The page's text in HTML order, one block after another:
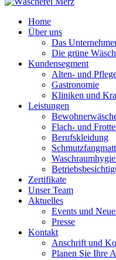
Home
Über uns
Das
Die grüne
Kundensegment
Alten- und
Gastronomie
Kliniken und
Leistungen
Flach- und
Berufskleidung
Zertifikate
Unser Team
Aktuelles
Events und
Presse
Kontakt
Anschrift und
Planen Sie Ihre